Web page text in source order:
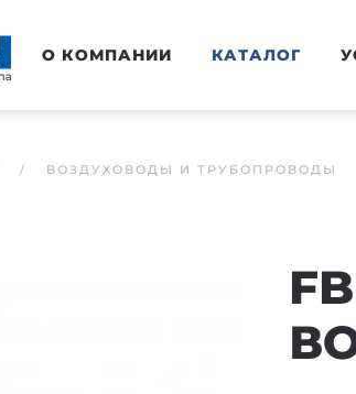
О КОМПАНИИ КАТАЛОГ
ВОЗДУХОВОДЫ И ТРУБОПРОВОДЫ